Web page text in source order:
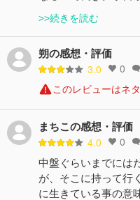
>>続きを読む
朔の感想・評価
3.0 0
このレビューはネ
まちこの感想・評価
4.0 0
中盤ぐらいまでには
が、そこに持って行
に生きている事の意